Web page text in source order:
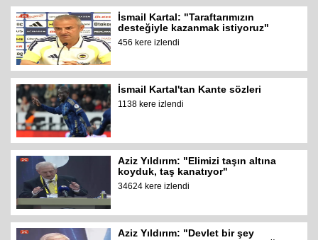
İsmail Kartal: "Taraftarımızın
desteğiyle kazanmak istiyoruz"
456 kere izlendi
İsmail Kartal'tan Kante sözleri
1138 kere izlendi
Aziz Yıldırım: "Elimizi taşın altına
koyduk, taş kanatıyor"
34624 kere izlendi
Aziz Yıldırım: "Devlet bir şey